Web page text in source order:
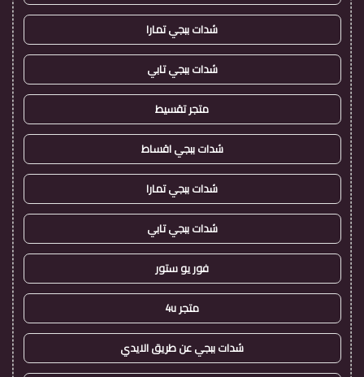
شدات ببجي تمارا
شدات ببجي تابي
متجر تقسيط
شدات ببجي اقساط
شدات ببجي تمارا
شدات ببجي تابي
فور يو ستور
متجر 4u
شدات ببجي عن طريق الايدي